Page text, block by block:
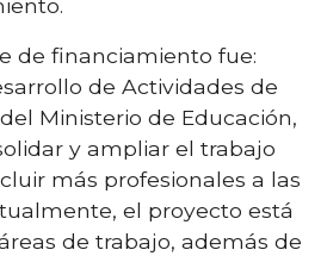
de financiamiento fue:
de Actividades de
Ministerio de Educación,
y ampliar el trabajo
más profesionales a las
el proyecto está
de trabajo, además de